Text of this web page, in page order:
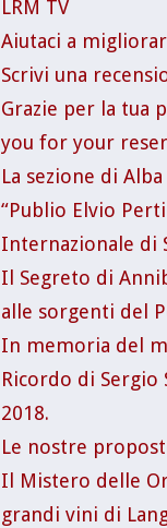
LRM TV
Aiutaci a
Scrivi una
Grazie per la tua
you for your
La sezione di
“Publio Elvio
Internazionale di
Il Segreto di
alle sorgenti del
In memoria del
Ricordo di Sergio
2018.
Le nostre
Il Mistero delle
grandi vini di